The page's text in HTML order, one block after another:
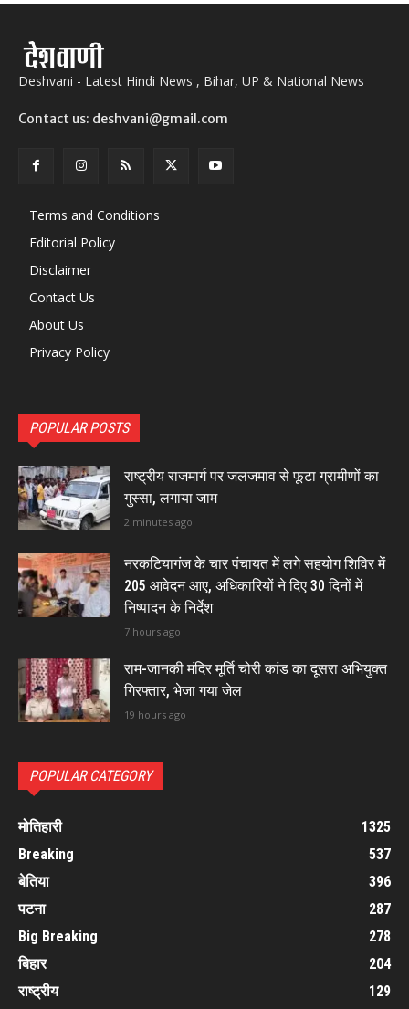
Deshvani - Latest Hindi News , Bihar, UP & National News
Contact us: deshvani@gmail.com
Terms and Conditions
Editorial Policy
Disclaimer
Contact Us
About Us
Privacy Policy
POPULAR POSTS
राष्ट्रीय राजमार्ग पर जलजमाव से फूटा ग्रामीणों का
गुस्सा, लगाया जाम
2 minutes ago
नरकटियागंज के चार पंचायत में लगे सहयोग शिविर में
205 आवेदन आए, अधिकारियों ने दिए 30 दिनों में
निष्पादन के निर्देश
7 hours ago
राम-जानकी मंदिर मूर्ति चोरी कांड का दूसरा अभियुक्त
गिरफ्तार, भेजा गया जेल
19 hours ago
POPULAR CATEGORY
मोतिहारी
1325
Breaking
537
बेतिया
396
पटना
287
Big Breaking
278
बिहार
204
राष्ट्रीय
129